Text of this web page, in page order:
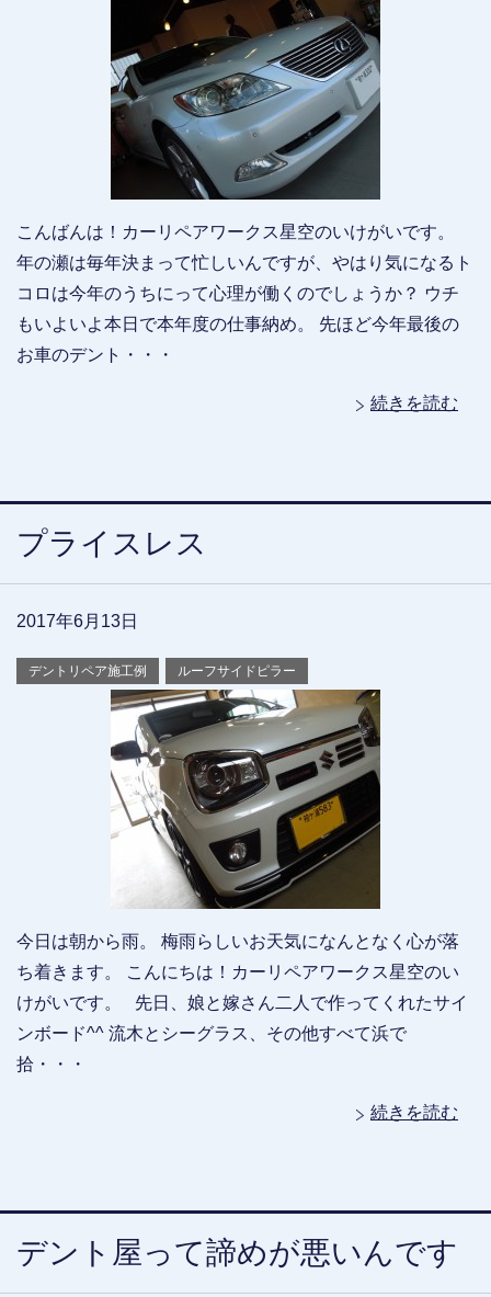
こんばんは！カーリペアワークス星空のいけがいです。
年の瀬は毎年決まって忙しいんですが、やはり気になるト
コロは今年のうちにって心理が働くのでしょうか？ ウチ
もいよいよ本日で本年度の仕事納め。 先ほど今年最後の
お車のデント・・・
続きを読む
プライスレス
2017年6月13日
デントリペア施工例 ルーフサイドピラー
今日は朝から雨。 梅雨らしいお天気になんとなく心が落
ち着きます。 こんにちは！カーリペアワークス星空のい
けがいです。 先日、娘と嫁さん二人で作ってくれたサイ
ンボード^^ 流木とシーグラス、その他すべて浜で
拾・・・
続きを読む
デント屋って諦めが悪いんです